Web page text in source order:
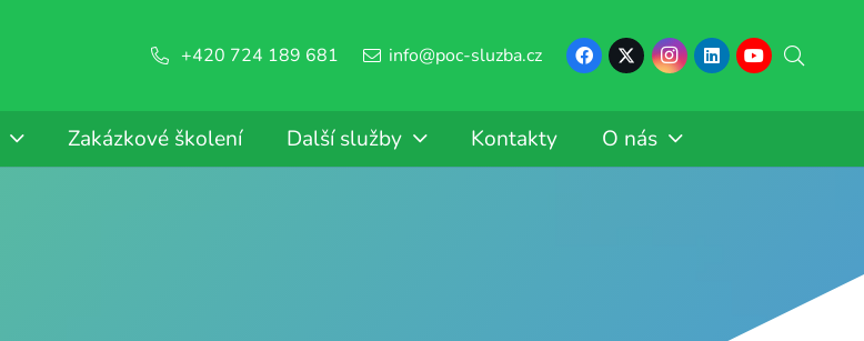
+420 724 189 681 info@poc-sluzba.cz
Zakázkové školení Další služby Kontakty O nás